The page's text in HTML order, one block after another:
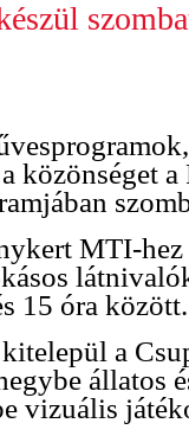
közönséget
MTI-
15 óra között.
a
állatos
vizuális